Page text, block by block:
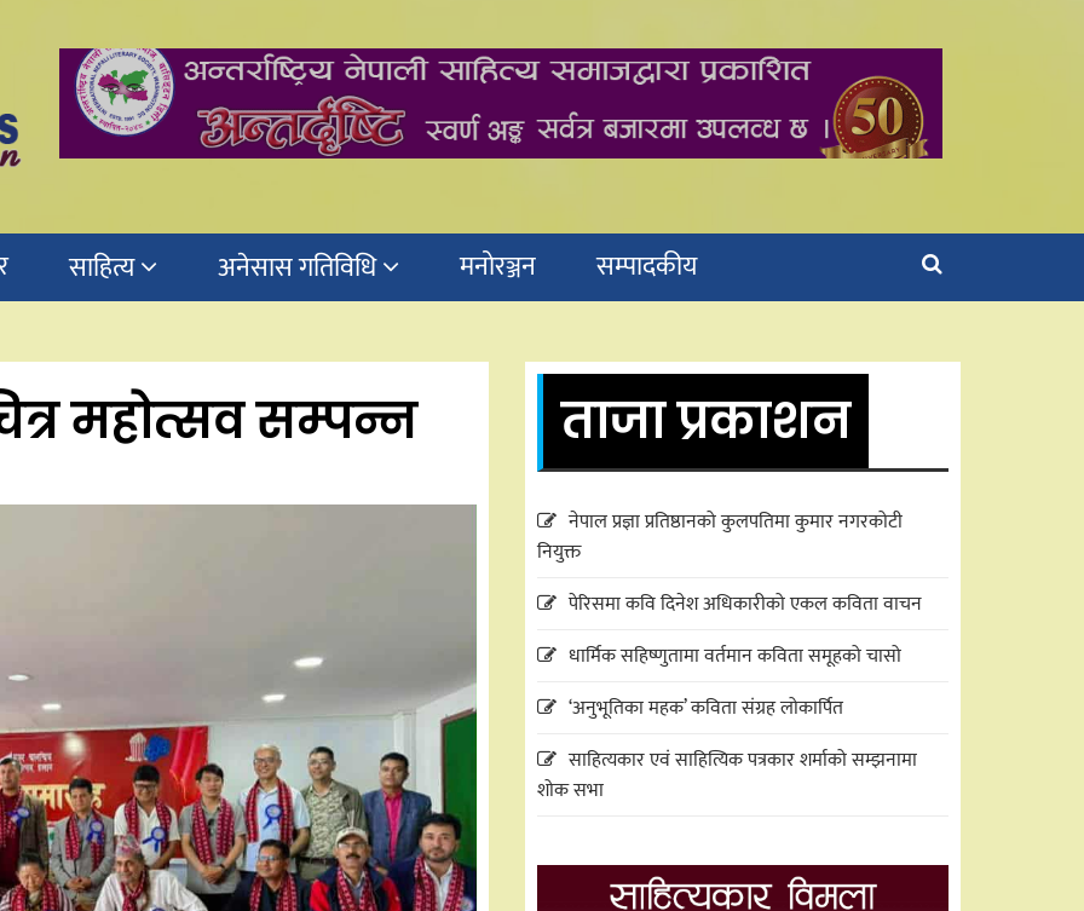
साहित्य अनेसास गतिविधि मनोरञ्जन सम्पादकीय
महोत्सव सम्पन्न ताजा प्रकाशन
नेपाल प्रज्ञा प्रतिष्ठानको कुलपतिमा कुमार नगरकोटी
नियुक्त
पेरिसमा कवि दिनेश अधिकारीको एकल कविता वाचन
धार्मिक सहिष्णुतामा वर्तमान कविता समूहको चासो
‘अनुभूतिका महक’ कविता संग्रह लोकार्पित
साहित्यकार एवं साहित्यिक पत्रकार शर्माको सम्झनामा
शोक सभा